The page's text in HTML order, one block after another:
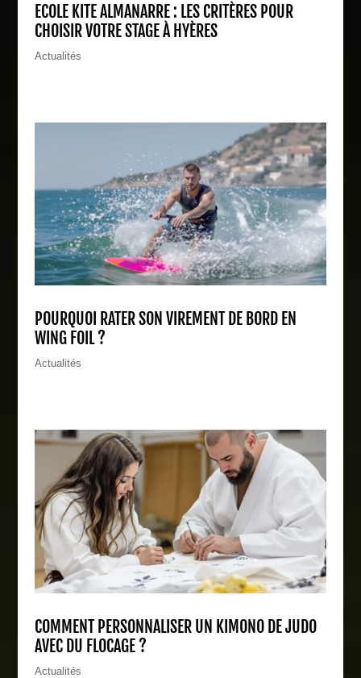
ECOLE KITE ALMANARRE : LES CRITÈRES POUR
CHOISIR VOTRE STAGE À HYÈRES
Actualités
POURQUOI RATER SON VIREMENT DE BORD EN
WING FOIL ?
Actualités
COMMENT PERSONNALISER UN KIMONO DE JUDO
AVEC DU FLOCAGE ?
Actualités